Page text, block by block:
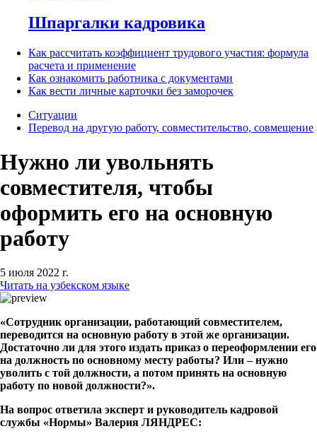
Шпаргалки кадровика
Как рассчитать коэффициент трудового участия: формула
расчета и применение
Как ознакомить работника с документами
Как вести личные карточки без заморочек
Ситуации
Перевод на другую работу, совместительство, совмещение
Нужно ли увольнять
совместителя, чтобы
оформить его на основную
работу
5 июля 2022 г.
Читать на узбекском языке
«Сотрудник организации, работающий совместителем,
переводится на основную работу в этой же организации.
Достаточно ли для этого издать приказ о переоформлении его
на должность по основному месту работы? Или – нужно
уволить с той должности, а потом принять на основную
работу по новой должности?».
На вопрос ответила эксперт и руководитель кадровой
службы «Нормы» Валерия ЛЯНДРЕС: